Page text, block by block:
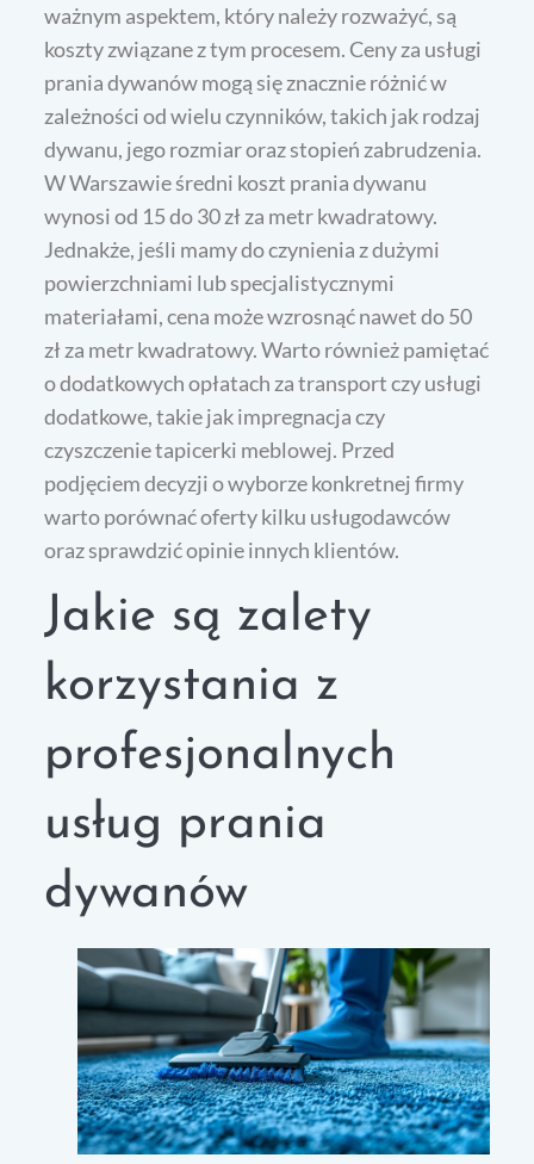
ważnym aspektem, który należy rozważyć, są
koszty związane z tym procesem. Ceny za usługi
prania dywanów mogą się znacznie różnić w
zależności od wielu czynników, takich jak rodzaj
dywanu, jego rozmiar oraz stopień zabrudzenia.
W Warszawie średni koszt prania dywanu
wynosi od 15 do 30 zł za metr kwadratowy.
Jednakże, jeśli mamy do czynienia z dużymi
powierzchniami lub specjalistycznymi
materiałami, cena może wzrosnąć nawet do 50
zł za metr kwadratowy. Warto również pamiętać
o dodatkowych opłatach za transport czy usługi
dodatkowe, takie jak impregnacja czy
czyszczenie tapicerki meblowej. Przed
podjęciem decyzji o wyborze konkretnej firmy
warto porównać oferty kilku usługodawców
oraz sprawdzić opinie innych klientów.
Jakie są zalety
korzystania z
profesjonalnych
usług prania
dywanów